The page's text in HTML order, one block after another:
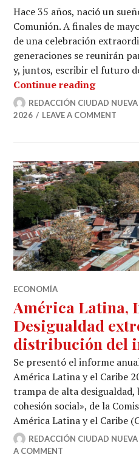
Hace 35 años, nació un
Comunión. A finales de
de una celebración
generaciones se reunirán
y, juntos, escribir el futuro
Continue reading
REDACCIÓN CIUDAD NUEVA
2026
LEAVE A COMMENT
ECONOMÍA
América Latina,
Desigualdad
distribución del
Se presentó el informe
América Latina y el Caribe
trampa de alta
cohesión social», de la
América Latina y el Caribe
REDACCIÓN CIUDAD NUEVA
A COMMENT